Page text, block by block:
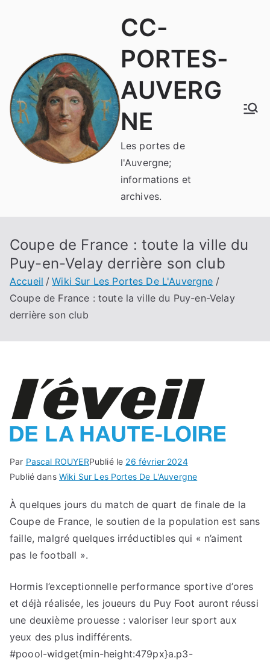
CC-
PORTES-
AUVERG
NE
Les portes de
l'Auvergne;
informations et
archives.
Coupe de France : toute la ville du
Puy-en-Velay derrière son club
Accueil
Wiki Sur Les Portes De L'Auvergne
Coupe de France : toute la ville du Puy-en-Velay
derrière son club
Par Pascal ROUYERPublié le 26 février 2024
Publié dans Wiki Sur Les Portes De L'Auvergne
À quelques jours du match de quart de finale de la
Coupe de France, le soutien de la population est sans
faille, malgré quelques irréductibles qui « n’aiment
pas le football ».
Hormis l’exceptionnelle performance sportive d’ores
et déjà réalisée, les joueurs du Puy Foot auront réussi
une deuxième prouesse : valoriser leur sport aux
yeux des plus indifférents.
#poool-widget{min-height:479px}a.p3-